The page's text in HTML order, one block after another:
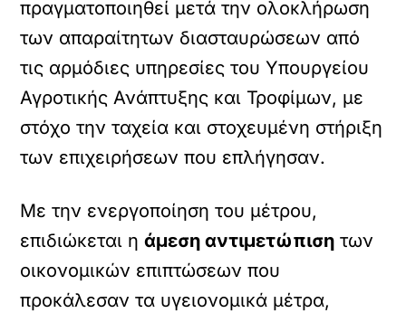
πραγματοποιηθεί μετά την ολοκλήρωση
των απαραίτητων διασταυρώσεων από
τις αρμόδιες υπηρεσίες του Υπουργείου
Αγροτικής Ανάπτυξης και Τροφίμων, με
στόχο την ταχεία και στοχευμένη στήριξη
των επιχειρήσεων που επλήγησαν.
Με την ενεργοποίηση του μέτρου,
επιδιώκεται ηάμεση αντιμετώπιση των
οικονομικών επιπτώσεων που
προκάλεσαν τα υγειονομικά μέτρα,